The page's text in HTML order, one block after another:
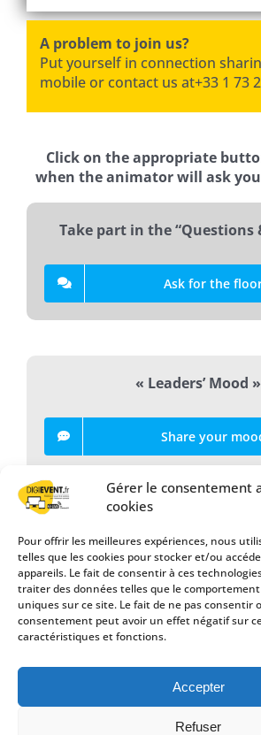
Gérer le consentement
cookies
Pour offrir les meilleures expériences, nous
telles que les cookies pour stocker et/ou
appareils. Le fait de consentir à ces
traiter des données telles que le
uniques sur ce site. Le fait de ne pas consentir
consentement peut avoir un effet négatif sur
caractéristiques et fonctions.
Accepter
Refuser
A problem to join us?
Put yourself in connection
mobile or contact us at+33 1 73
Click on the appropriate
when the animator will ask
Take part in the “Questions
Ask for the
« Leaders’ Mood »
Share your
Live throughout the
Post a comment